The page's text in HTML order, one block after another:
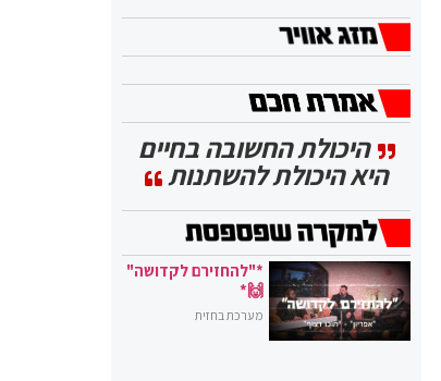
היכולת החשובה בחיים
היא היכולת להשתנות
*"להחזירם לקדושה"
🙌*
מערכת בחזית